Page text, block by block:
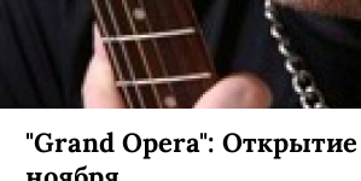
"Grand Opera": Открытие